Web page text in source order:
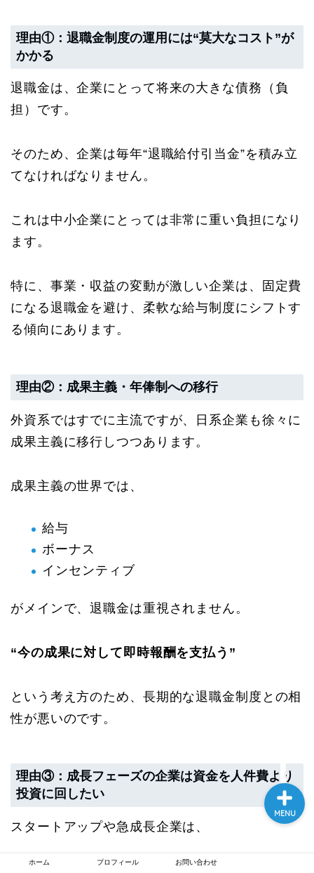
理由①：退職金制度の運用には“莫大なコスト”が
かかる
退職金は、企業にとって将来の大きな債務（負
担）です。
そのため、企業は毎年“退職給付引当金”を積み立
てなければなりません。
これは中小企業にとっては非常に重い負担になり
ます。
特に、事業・収益の変動が激しい企業は、固定費
になる退職金を避け、柔軟な給与制度にシフトす
る傾向にあります。
理由②：成果主義・年俸制への移行
外資系ではすでに主流ですが、日系企業も徐々に
成果主義に移行しつつあります。
成果主義の世界では、
給与
ボーナス
インセンティブ
がメインで、退職金は重視されません。
“今の成果に対して即時報酬を支払う”
という考え方のため、長期的な退職金制度との相
性が悪いのです。
理由③：成長フェーズの企業は資金を人件費より
投資に回したい
スタートアップや急成長企業は、
事業運営のコスト
ホーム プロフィール お問い合わせ
MENU
ホーム
プロフィール